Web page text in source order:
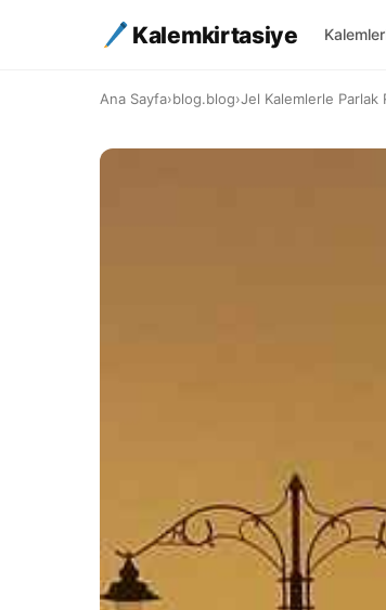
Kalemkirtasiye Kalemler
Ana Sayfa›blog.blog›Jel Kalemlerle Parlak